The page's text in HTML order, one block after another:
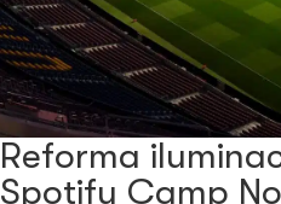
Reforma
Spotify Camp